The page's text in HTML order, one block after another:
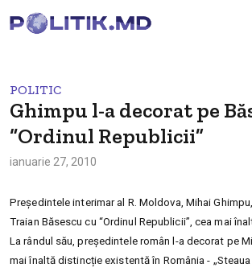
POLITIC
Ghimpu l-a decorat pe
“Ordinul Republicii”
ianuarie 27, 2010
Preşedintele interimar al R. Moldova, Mihai
Traian Băsescu cu “Ordinul Republicii”, cea mai
La rândul său, preşedintele român l-a decorat pe
mai înaltă distincție existentă în România - „Steaua